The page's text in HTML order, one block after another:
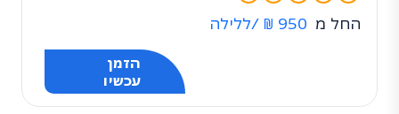
החל מ 950 ₪ /ללילה
הזמן
עכשיו